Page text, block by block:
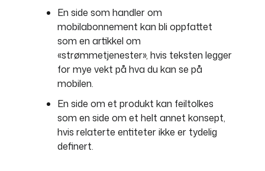
En side som handler om
mobilabonnement kan bli oppfattet
som en artikkel om
«strømmetjenester», hvis teksten legger
for mye vekt på hva du kan se på
mobilen.
En side om et produkt kan feiltolkes
som en side om et helt annet konsept,
hvis relaterte entiteter ikke er tydelig
definert.